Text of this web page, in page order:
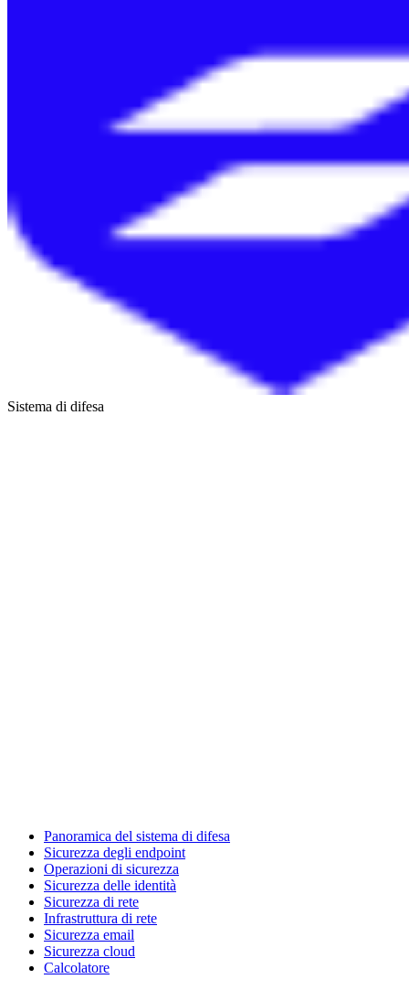
Sistema di difesa
Panoramica del sistema di difesa
Sicurezza degli endpoint
Operazioni di sicurezza
Sicurezza delle identità
Sicurezza di rete
Infrastruttura di rete
Sicurezza email
Sicurezza cloud
Calcolatore